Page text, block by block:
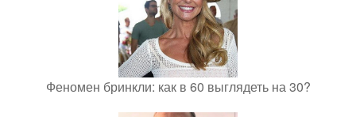
Феномен бринкли: как в 60 выглядеть на 30?